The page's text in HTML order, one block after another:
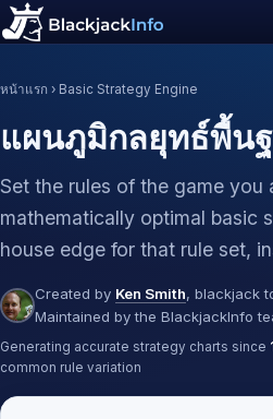
หน้าแรก › Basic Strategy Engine
แผนภูมิกลยุทธ์พื้น
Set the rules of the game you
mathematically optimal basic
house edge for that rule set,
Created by Ken Smith, blackjack
Maintained by the BlackjackInfo
Generating accurate strategy charts since
common rule variation